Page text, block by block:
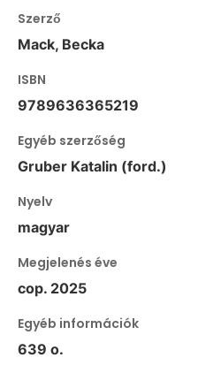
Szerző
Mack, Becka
ISBN
9789636365219
Egyéb szerzőség
Gruber Katalin (ford.)
Nyelv
magyar
Megjelenés éve
cop. 2025
Egyéb információk
639 o.